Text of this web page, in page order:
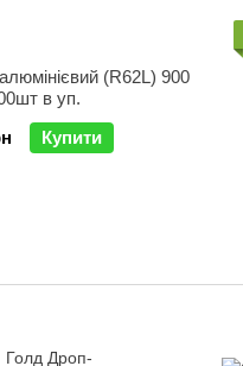
(R62L) 900
100шт в уп.
Купити